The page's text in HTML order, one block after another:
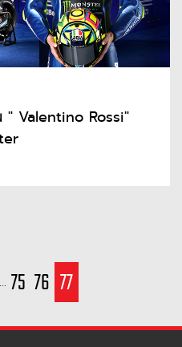
" Valentino Rossi"
... 75 76 77